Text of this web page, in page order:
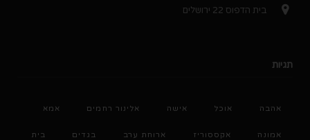
בית הדפוס 22 ירושלים
תגיות
אהבה אוכל אישה אלינור רחמים אמא
אמונה אקססוריז ארוחת ערב בגדים בית